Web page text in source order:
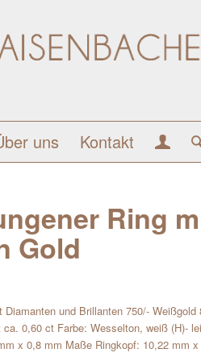
uns Kontakt
Ring
Gold
Diamanten und Brillanten 750/-
0,60 ct Farbe: Wesselton, weiß (H)-
x 0,8 mm Maße Ringkopf: 10,22 mm